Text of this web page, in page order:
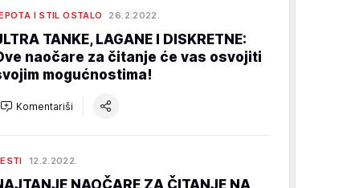
I STIL OSTALO 26.2.2022.
TANKE, LAGANE I DISKRETNE:
naočare za čitanje će vas osvojiti
mogućnostima!
Komentariši
12.2.2022.
NAOČARE ZA ČITANJE NA